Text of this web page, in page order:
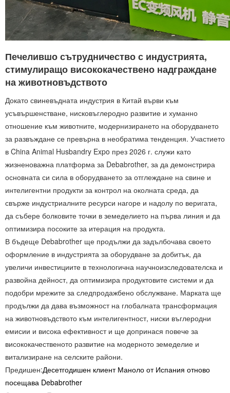
Печелившо сътрудничество с индустрията,
стимулиращо висококачествено надграждане
на животновъдството
Докато свиневъдната индустрия в Китай върви към
усъвършенстване, нисковъглеродно развитие и хуманно
отношение към животните, модернизирането на оборудването
за развъждане се превърна в необратима тенденция. Участието
в China Animal Husbandry Expo през 2026 г. служи като
жизненоважна платформа за Debabrother, за да демонстрира
основната си сила в оборудването за отглеждане на свине и
интелигентни продукти за контрол на околната среда, да
свърже индустриалните ресурси нагоре и надолу по веригата,
да събере болковите точки в земеделието на първа линия и да
оптимизира посоките за итерация на продукта.
В бъдеще Debabrother ще продължи да задълбочава своето
оформление в индустрията за оборудване за добитък, да
увеличи инвестициите в технологична научноизследователска и
развойна дейност, да оптимизира продуктовите системи и да
подобри мрежите за следпродажбено обслужване. Марката ще
продължи да дава възможност на глобалната трансформация
на животновъдството към интелигентност, ниски въглеродни
емисии и висока ефективност и ще допринася повече за
висококачественото развитие на модерното земеделие и
витализиране на селските райони.
Предишен:Десетгодишен клиент Маноло от Испания отново
посещава Debabrother